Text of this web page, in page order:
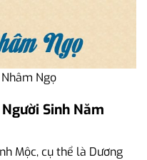
Ngọ
Sinh Năm
Mộc, cụ thể là Dương